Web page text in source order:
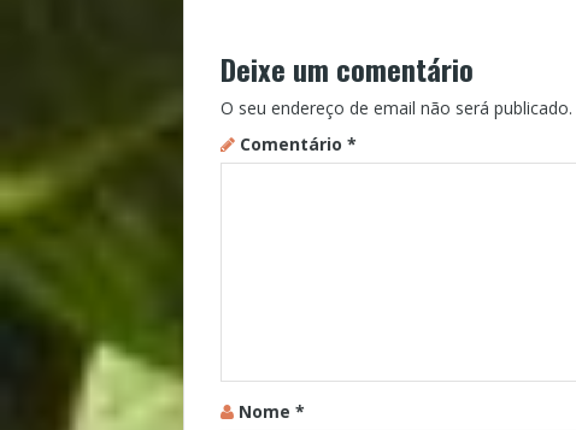
Deixe um comentário
O seu endereço de email não será publicado.
Comentário *
Nome *